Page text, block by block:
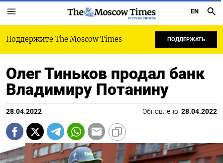
РУССКАЯ СЛУЖБА
EN
Поддержите The Moscow Times ПОДДЕРЖАТЬ
Олег Тиньков продал банк
Владимиру Потанину
28.04.2022 Обновлено: 28.04.2022